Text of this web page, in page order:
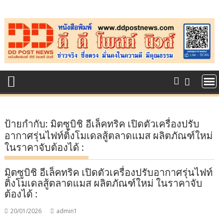
to
content
ป้ายกำกับ: มิตซูบิชิ อีเล็คทริค เปิดตัวเครื่องปรับ
อากาศรุ่นไฟท์ติ้งโมเดลสู้ตลาดแมส ผลิตภัณฑ์ใหม่
ในราคาจับต้องได้ :
มิตซูบิชิ อีเล็คทริค เปิดตัวเครื่องปรับอากาศรุ่นไฟท์
ติ้งโมเดลสู้ตลาดแมส ผลิตภัณฑ์ใหม่ ในราคาจับ
ต้องได้ :
20/01/2026 admin1